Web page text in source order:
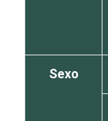
Sexo